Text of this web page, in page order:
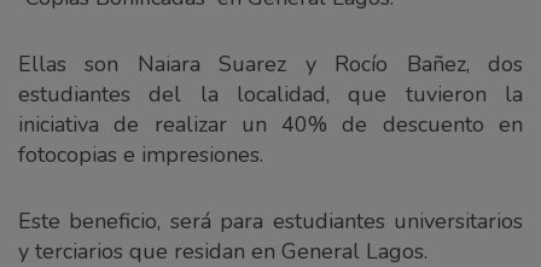
Ellas son Naiara Suarez y Rocío Bañez, dos
estudiantes del la localidad, que tuvieron la
iniciativa de realizar un 40% de descuento en
fotocopias e impresiones.
Este beneficio, será para estudiantes universitarios
y terciarios que residan en General Lagos.